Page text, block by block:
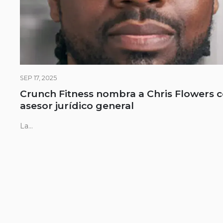
SEP 17, 2025
Crunch Fitness nombra a Chris Flowers
asesor jurídico general
La...